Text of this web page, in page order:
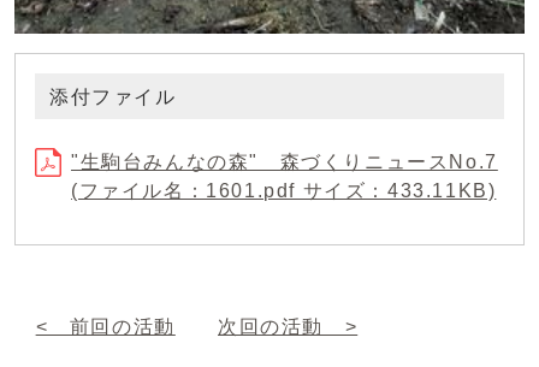
添付ファイル
"生駒台みんなの森" 森づくりニュースNo.7
(ファイル名：1601.pdf サイズ：433.11KB)
< 前回の活動 次回の活動 >